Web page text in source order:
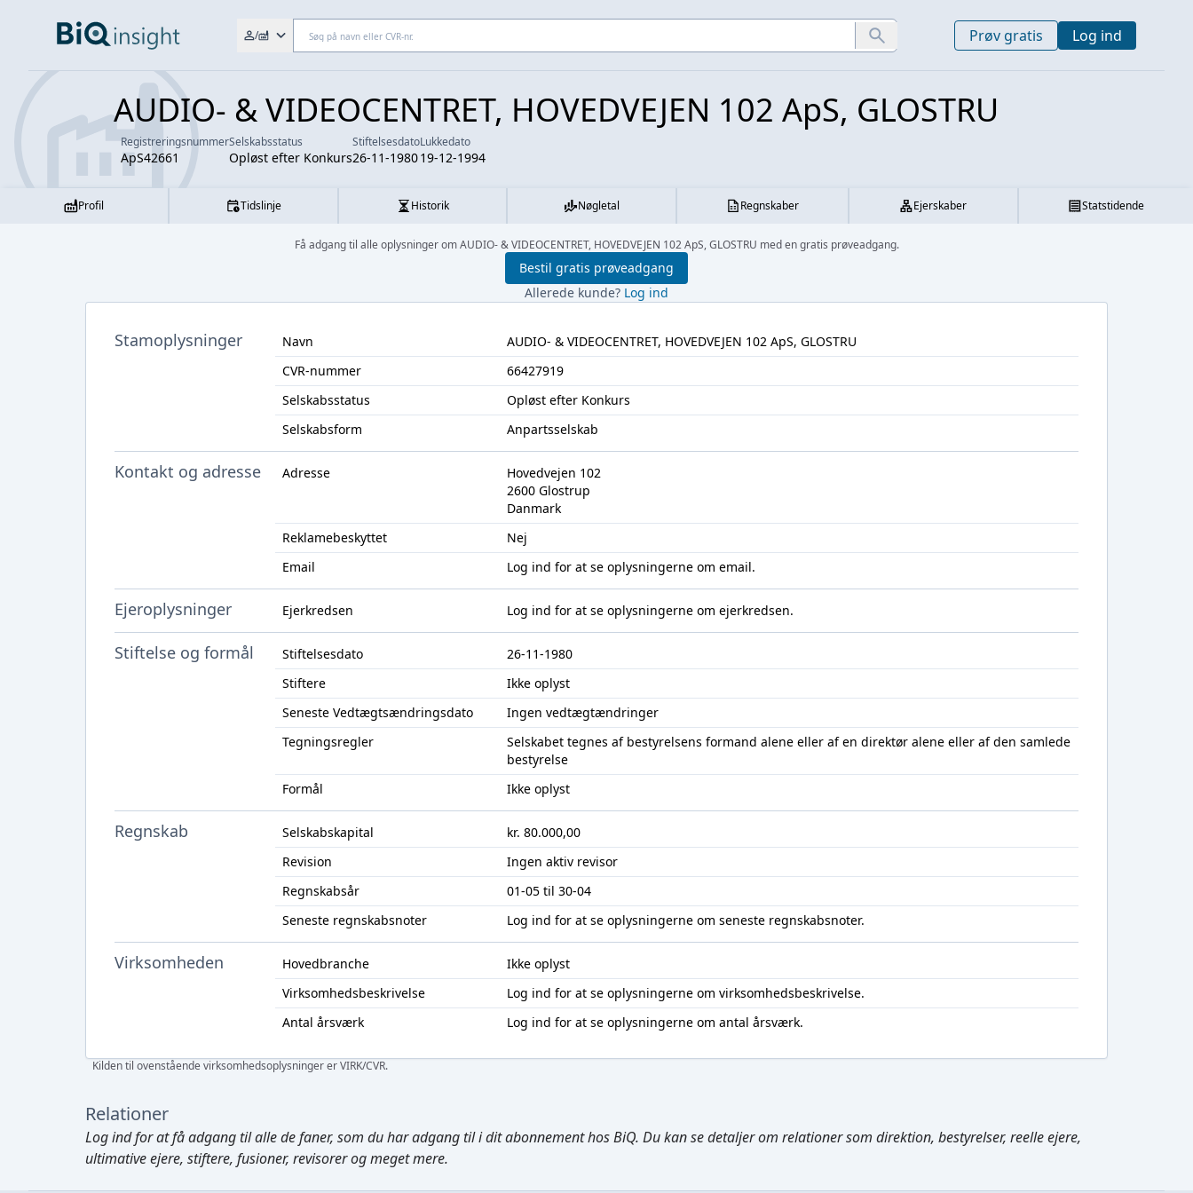
/ Prøv gratis Log ind
AUDIO- & VIDEOCENTRET, HOVEDVEJEN 102 ApS, GLOSTRU
Registreringsnummer
ApS42661
Selskabsstatus
Opløst efter Konkurs
Stiftelsesdato
26-11-1980
Lukkedato
19-12-1994
Profil Tidslinje Historik Nøgletal Regnskaber Ejerskaber Statstidende
Få adgang til alle oplysninger om AUDIO- & VIDEOCENTRET, HOVEDVEJEN 102 ApS, GLOSTRU med en gratis prøveadgang.
Bestil gratis prøveadgang
Allerede kunde? Log ind
Stamoplysninger Navn
AUDIO- & VIDEOCENTRET, HOVEDVEJEN 102 ApS, GLOSTRU
CVR-nummer
66427919
Selskabsstatus
Opløst efter Konkurs
Selskabsform
Anpartsselskab
Kontakt og adresse Adresse
Hovedvejen 102
2600 Glostrup
Danmark
Reklamebeskyttet
Nej
Email
Log ind for at se oplysningerne om email.
Ejeroplysninger Ejerkredsen Log ind for at se oplysningerne om ejerkredsen.
Stiftelse og formål Stiftelsesdato
26-11-1980
Stiftere
Ikke oplyst
Seneste Vedtægtsændringsdato
Ingen vedtægtændringer
Tegningsregler
Selskabet tegnes af bestyrelsens formand alene eller af en direktør alene eller af den samlede
bestyrelse
Formål
Ikke oplyst
Regnskab Selskabskapital
kr. 80.000,00
Revision
Ingen aktiv revisor
Regnskabsår
01-05 til 30-04
Seneste regnskabsnoter
Log ind for at se oplysningerne om seneste regnskabsnoter.
Virksomheden Hovedbranche
Ikke oplyst
Virksomhedsbeskrivelse
Log ind for at se oplysningerne om virksomhedsbeskrivelse.
Antal årsværk
Log ind for at se oplysningerne om antal årsværk.
Kilden til ovenstående virksomhedsoplysninger er VIRK/CVR.
Relationer
Log indfor at få adgang til alle de faner, som du har adgang til i dit abonnement hos BiQ. Du kan se detaljer om relationer som direktion, bestyrelser, reelle ejere,
ultimative ejere, stiftere, fusioner, revisorer og meget mere.